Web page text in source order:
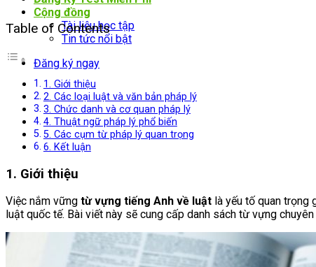
Cộng đồng
Tài liệu học tập
Tin tức nổi bật
Đăng ký ngay
Table of Contents
1. Giới thiệu
2. Các loại luật và văn bản pháp lý
3. Chức danh và cơ quan pháp lý
4. Thuật ngữ pháp lý phổ biến
5. Các cụm từ pháp lý quan trọng
6. Kết luận
1. Giới thiệu
Việc nắm vững từ vựng tiếng Anh về luật là yếu tố quan
luật quốc tế. Bài viết này sẽ cung cấp danh sách từ vựng